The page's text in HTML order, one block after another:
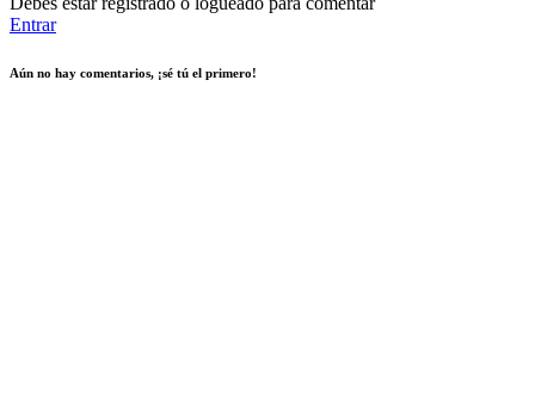
Entrar
Aún no hay comentarios, ¡sé tú el primero!